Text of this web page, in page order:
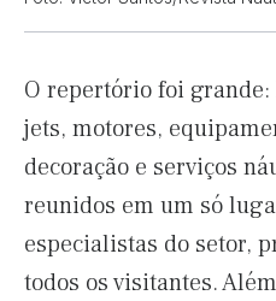
O repertório foi
jets, motores,
decoração e serviços
reunidos em um só
especialistas do setor,
todos os visitantes.